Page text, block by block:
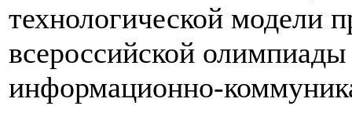
технологической модели
всероссийской
информационно-